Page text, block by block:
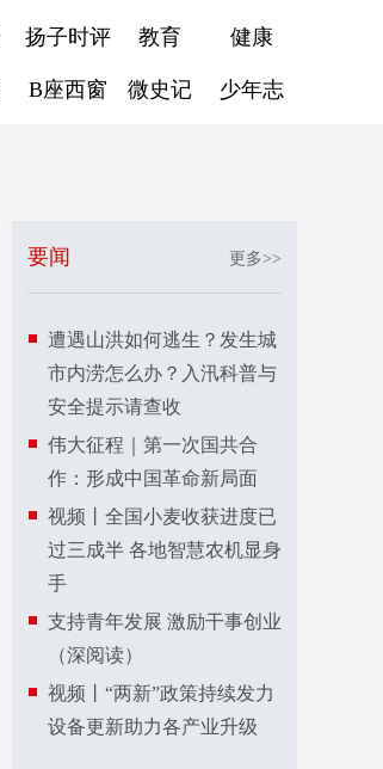
扬子时评 教育 健康
B座西窗 微史记 少年志
要闻 更多>>
遭遇山洪如何逃生？发生城
市内涝怎么办？入汛科普与
安全提示请查收
伟大征程｜第一次国共合
作：形成中国革命新局面
视频丨全国小麦收获进度已
过三成半 各地智慧农机显身
手
支持青年发展 激励干事创业
（深阅读）
视频丨“两新”政策持续发力
设备更新助力各产业升级